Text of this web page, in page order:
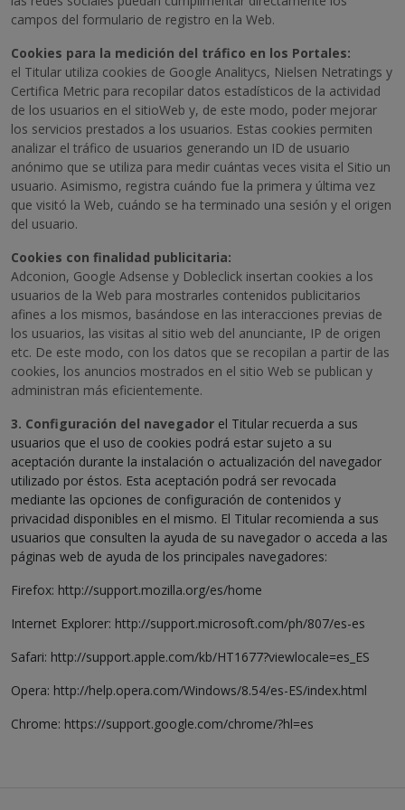
campos del formulario de registro en la Web.
Cookies para la medición del tráfico en los Portales:
el Titular utiliza cookies de Google Analitycs, Nielsen Netratings y
Certifica Metric para recopilar datos estadísticos de la actividad
de los usuarios en el sitioWeb y, de este modo, poder mejorar
los servicios prestados a los usuarios. Estas cookies permiten
analizar el tráfico de usuarios generando un ID de usuario
anónimo que se utiliza para medir cuántas veces visita el Sitio un
usuario. Asimismo, registra cuándo fue la primera y última vez
que visitó la Web, cuándo se ha terminado una sesión y el origen
del usuario.
Cookies con finalidad publicitaria:
Adconion, Google Adsense y Dobleclick insertan cookies a los
usuarios de la Web para mostrarles contenidos publicitarios
afines a los mismos, basándose en las interacciones previas de
los usuarios, las visitas al sitio web del anunciante, IP de origen
etc. De este modo, con los datos que se recopilan a partir de las
cookies, los anuncios mostrados en el sitio Web se publican y
administran más eficientemente.
3. Configuración del navegador el Titular recuerda a sus
usuarios que el uso de cookies podrá estar sujeto a su
aceptación durante la instalación o actualización del navegador
utilizado por éstos. Esta aceptación podrá ser revocada
mediante las opciones de configuración de contenidos y
privacidad disponibles en el mismo. El Titular recomienda a sus
usuarios que consulten la ayuda de su navegador o acceda a las
páginas web de ayuda de los principales navegadores:
Firefox: http://support.mozilla.org/es/home
Internet Explorer: http://support.microsoft.com/ph/807/es-es
Safari: http://support.apple.com/kb/HT1677?viewlocale=es_ES
Opera: http://help.opera.com/Windows/8.54/es-ES/index.html
Chrome: https://support.google.com/chrome/?hl=es